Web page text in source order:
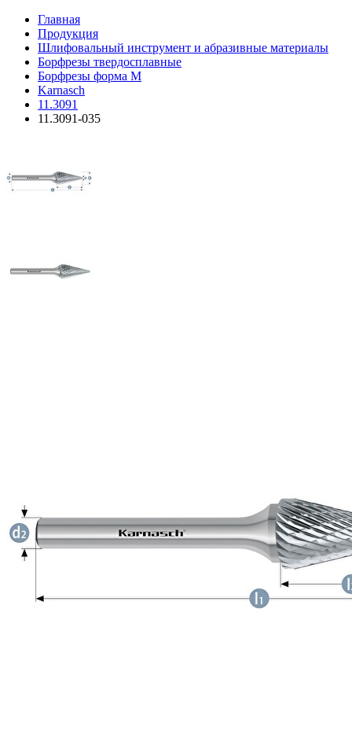
Главная
Продукция
Шлифовальный инструмент и абразивные материалы
Борфрезы твердосплавные
Борфрезы форма M
Karnasch
11.3091
11.3091-035